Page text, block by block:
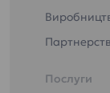
Послуги